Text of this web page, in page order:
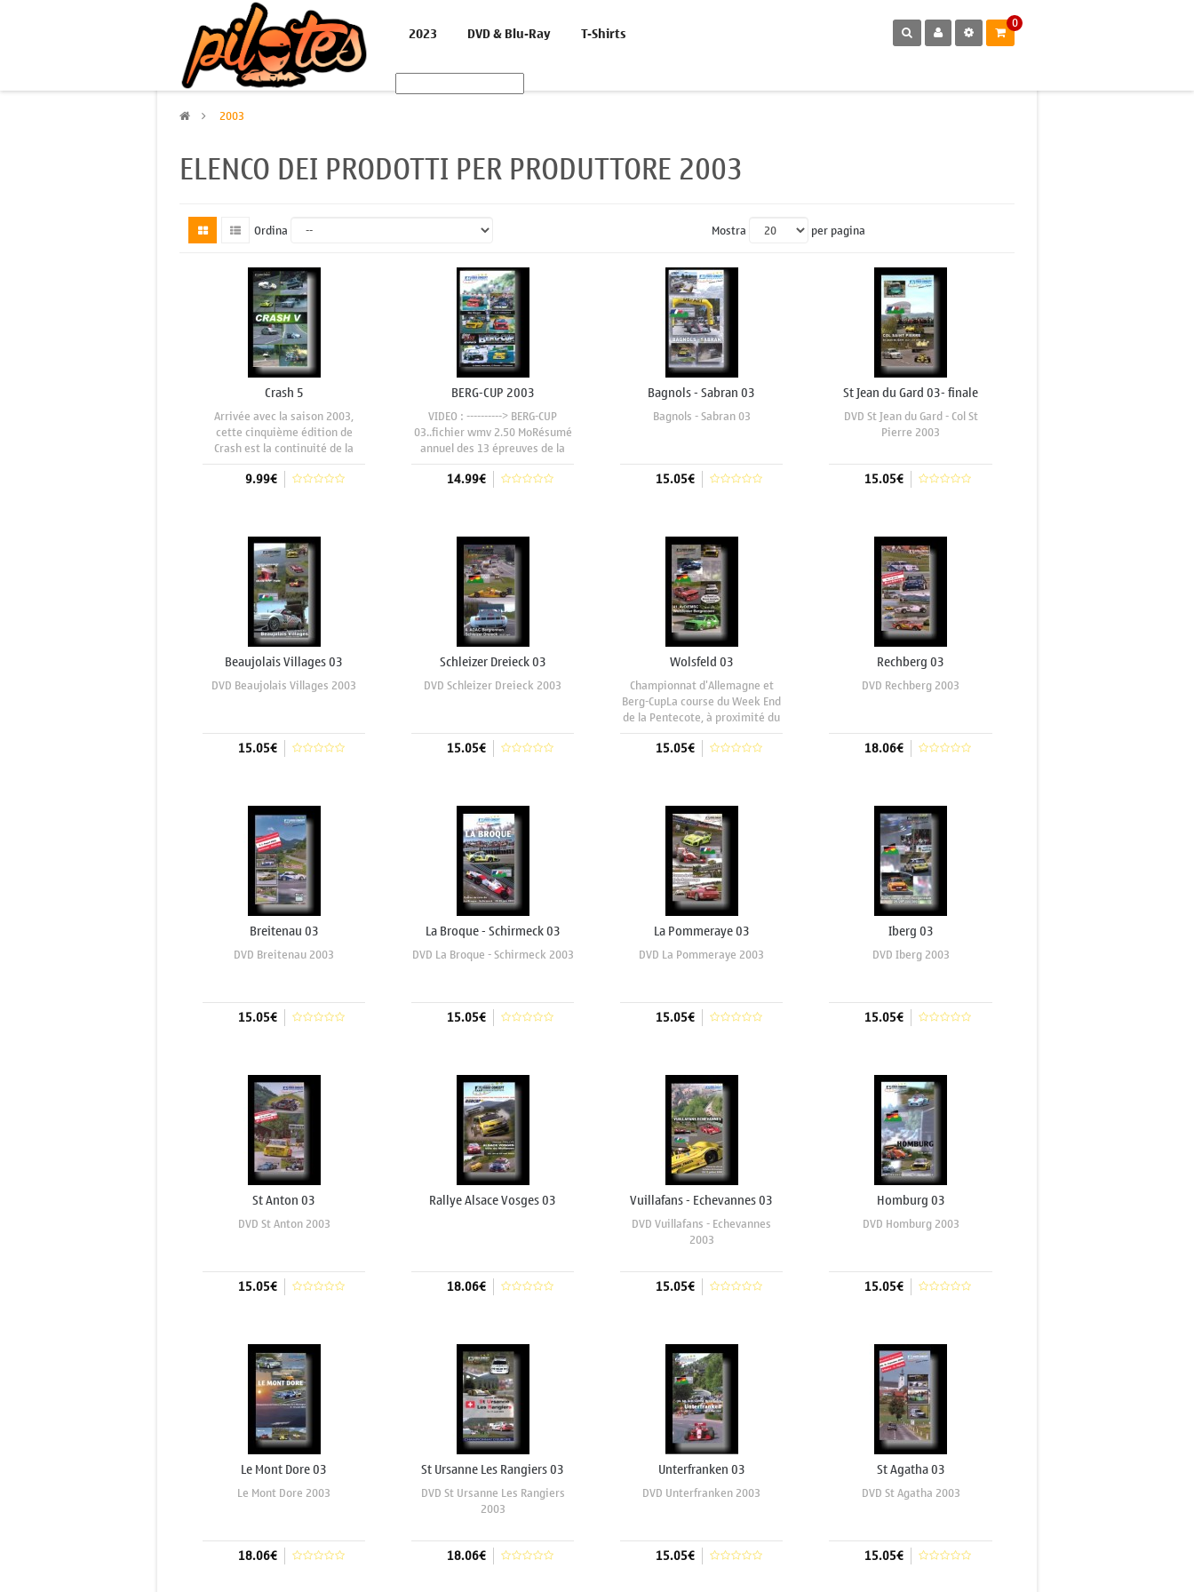
2023 DVD & Blu-Ray T-Shirts
0
> 2003
ELENCO DEI PRODOTTI PER PRODUTTORE 2003
Ordina Mostra per pagina
Crash 5
Arrivée avec la saison 2003,
cette cinquième édition de
Crash est la continuité de la
collection.Tête à queues,
freinages et accélérations
55
9.99€
BERG-CUP 2003
VIDEO : ----------> BERG-CUP
03..fichier wmv 2.50 MoRésumé
annuel des 13 épreuves de la
saison. Comme en 2002, l'année
2003 nous a également tenu en
14.99€
Bagnols - Sabran 03
Bagnols - Sabran 03
15.05€
St Jean du Gard 03- finale
2002
DVD St Jean du Gard - Col St
Pierre 2003
15.05€
Beaujolais Villages 03
DVD Beaujolais Villages 2003
15.05€
Schleizer Dreieck 03
DVD Schleizer Dreieck 2003
15.05€
Wolsfeld 03
Championnat d'Allemagne et
Berg-CupLa course du Week End
de la Pentecote, à proximité du
Luxembourg, entre Trèves et
Bittburg. Le groupe H est très
15.05€
Rechberg 03
DVD Rechberg 2003
18.06€
Breitenau 03
DVD Breitenau 2003
15.05€
La Broque - Schirmeck 03
DVD La Broque - Schirmeck 2003
15.05€
La Pommeraye 03
DVD La Pommeraye 2003
15.05€
Iberg 03
DVD Iberg 2003
15.05€
St Anton 03
DVD St Anton 2003
15.05€
Rallye Alsace Vosges 03
18.06€
Vuillafans - Echevannes 03
DVD Vuillafans - Echevannes
2003
15.05€
Homburg 03
DVD Homburg 2003
15.05€
Le Mont Dore 03
Le Mont Dore 2003
18.06€
St Ursanne Les Rangiers 03
DVD St Ursanne Les Rangiers
2003
18.06€
Unterfranken 03
DVD Unterfranken 2003
15.05€
St Agatha 03
DVD St Agatha 2003
15.05€